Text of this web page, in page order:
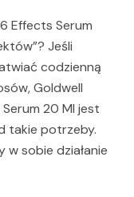
Effects Serum
Jeśli
codzienną
Goldwell
20 Ml jest
takie potrzeby.
w sobie działanie